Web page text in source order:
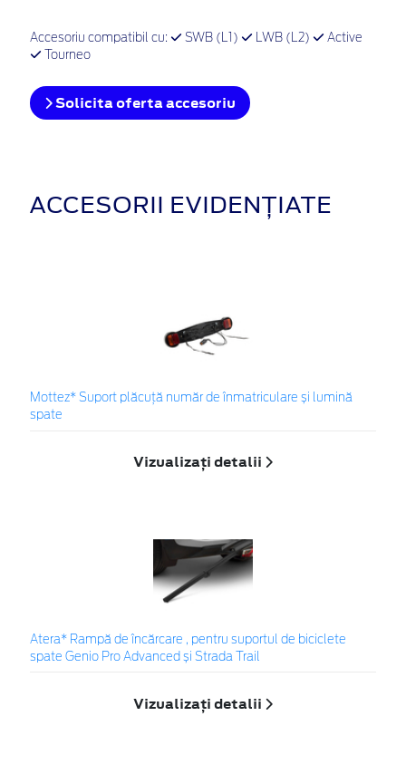
Accesoriu compatibil cu: SWB (L1) LWB (L2)
Active
Tourneo
Solicita oferta accesoriu
ACCESORII EVIDENȚIATE
Mottez* Suport plăcuță număr de înmatriculare și lumină
spate
Vizualizați detalii
Atera* Rampă de încărcare , pentru suportul de biciclete
spate Genio Pro Advanced și Strada Trail
Vizualizați detalii